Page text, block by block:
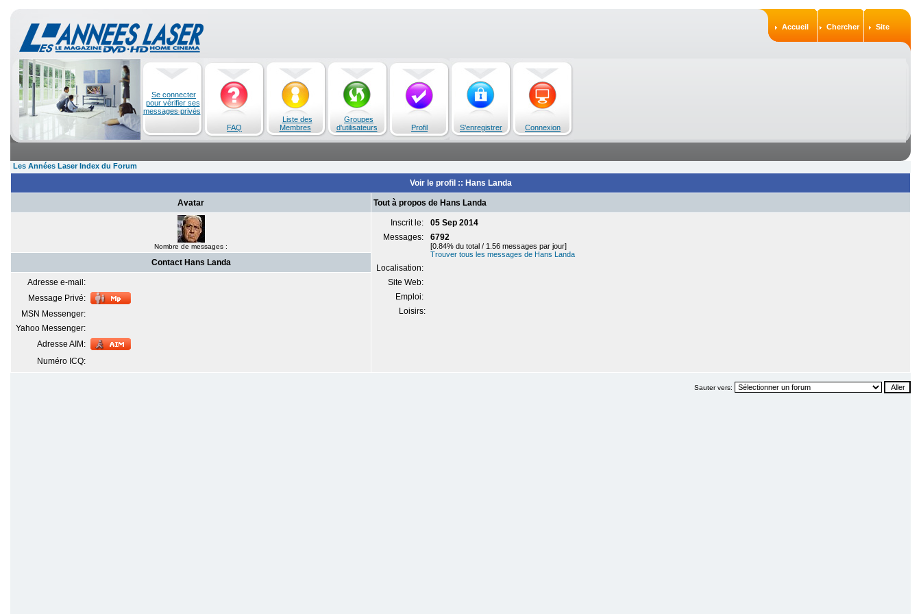
Accueil Chercher Site
Se connecter
pour vérifier ses
messages privés
FAQ
Liste des
Membres
Groupes
d'utilisateurs
Profil S'enregistrer Connexion
Les Années Laser Index du Forum
Voir le profil :: Hans Landa
Avatar Tout à propos de Hans Landa
Nombre de messages :
Inscrit le:
05 Sep 2014
Messages:
6792
[0.84% du total / 1.56 messages par jour]
Trouver tous les messages de Hans Landa
Localisation:
Site Web:
Emploi:
Loisirs:
Contact Hans Landa
Adresse e-mail:
Message Privé:
MSN Messenger:
Yahoo Messenger:
Adresse AIM:
Numéro ICQ:
Sauter vers: